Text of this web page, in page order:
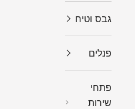
גבס וטיח
פנלים
פתחי
שירות